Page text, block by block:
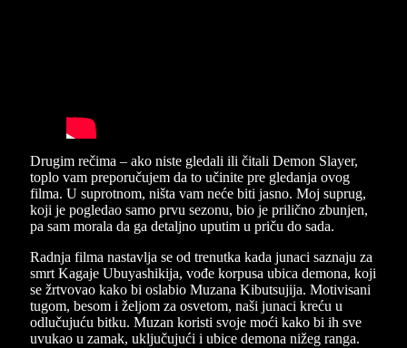
Drugim rečima – ako niste gledali ili čitali Demon Slayer,
toplo vam preporučujem da to učinite pre gledanja ovog
filma. U suprotnom, ništa vam neće biti jasno. Moj suprug,
koji je pogledao samo prvu sezonu, bio je prilično zbunjen,
pa sam morala da ga detaljno uputim u priču do sada.
Radnja filma nastavlja se od trenutka kada junaci saznaju za
smrt Kagaje Ubuyashikija, vođe korpusa ubica demona, koji
se žrtvovao kako bi oslabio Muzana Kibutsujija. Motivisani
tugom, besom i željom za osvetom, naši junaci kreću u
odlučujuću bitku. Muzan koristi svoje moći kako bi ih sve
uvukao u zamak, uključujući i ubice demona nižeg ranga.